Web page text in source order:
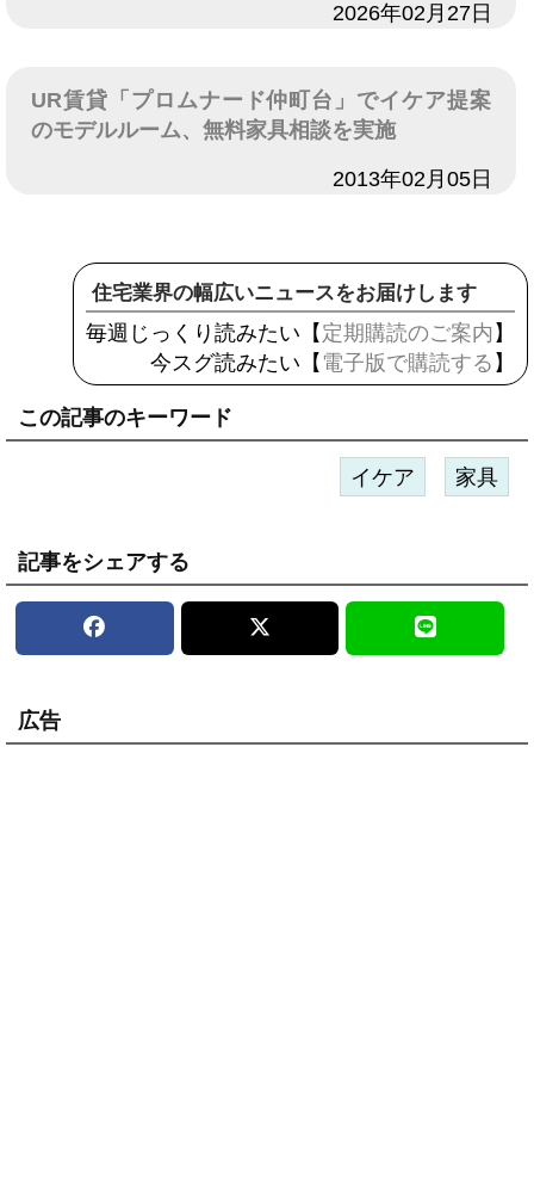
2026年02月27日
UR賃貸「プロムナード仲町台」でイケア提案
のモデルルーム、無料家具相談を実施
2013年02月05日
住宅業界の幅広いニュースをお届けします
毎週じっくり読みたい【 定期購読のご案内 】
今スグ読みたい【 電子版で購読する 】
この記事のキーワード
イケア 家具
記事をシェアする
広告